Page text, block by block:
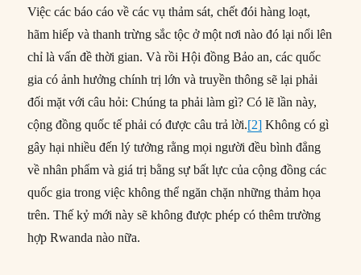
Việc các báo cáo về các vụ thảm sát, chết đói hàng loạt,
hãm hiếp và thanh trừng sắc tộc ở một nơi nào đó lại nổi lên
chỉ là vấn đề thời gian. Và rồi Hội đồng Bảo an, các quốc
gia có ảnh hưởng chính trị lớn và truyền thông sẽ lại phải
đối mặt với câu hỏi: Chúng ta phải làm gì? Có lẽ lần này,
cộng đồng quốc tế phải có được câu trả lời.[2] Không có gì
gây hại nhiều đến lý tưởng rằng mọi người đều bình đẳng
về nhân phẩm và giá trị bằng sự bất lực của cộng đồng các
quốc gia trong việc không thể ngăn chặn những thảm họa
trên. Thế kỷ mới này sẽ không được phép có thêm trường
hợp Rwanda nào nữa.